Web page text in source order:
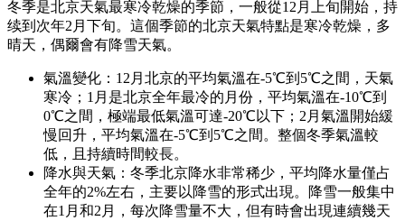
冬季是北京天氣最寒冷乾燥的季節，一般從12月上旬開始，持
续到次年2月下旬。這個季節的北京天氣特點是寒冷乾燥，多
晴天，偶爾會有降雪天氣。
氣溫變化：12月北京的平均氣溫在-5℃到5℃之間，天氣
寒冷；1月是北京全年最冷的月份，平均氣溫在-10℃到
0℃之間，極端最低氣溫可達-20℃以下；2月氣溫開始緩
慢回升，平均氣溫在-5℃到5℃之間。整個冬季氣溫較
低，且持續時間較長。
降水與天氣：冬季北京降水非常稀少，平均降水量僅占
全年的2%左右，主要以降雪的形式出現。降雪一般集中
在1月和2月，每次降雪量不大，但有時會出現連續幾天